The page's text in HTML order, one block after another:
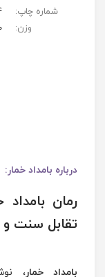
شماره چاپ:
وزن:
درباره بامداد خمار:
رمان
تقابل سنت
بامداد خمار،